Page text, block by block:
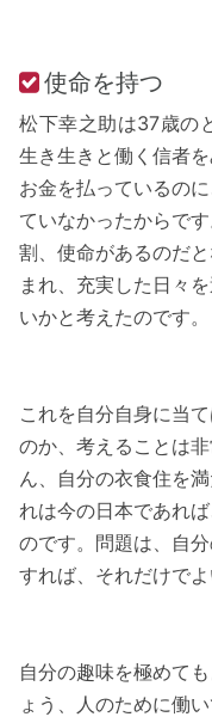
使命を持つ
松下幸之助は37歳の
生き生きと働く信者
お金を払っているの
ていなかったからで
割、使命があるのだ
まれ、充実した日々
いかと考えたのです。
これを自分自身に当
のか、考えることは
ん、自分の衣食住を
れは今の日本であれ
のです。問題は、自
すれば、それだけで
自分の趣味を極めて
ょう、人のために働